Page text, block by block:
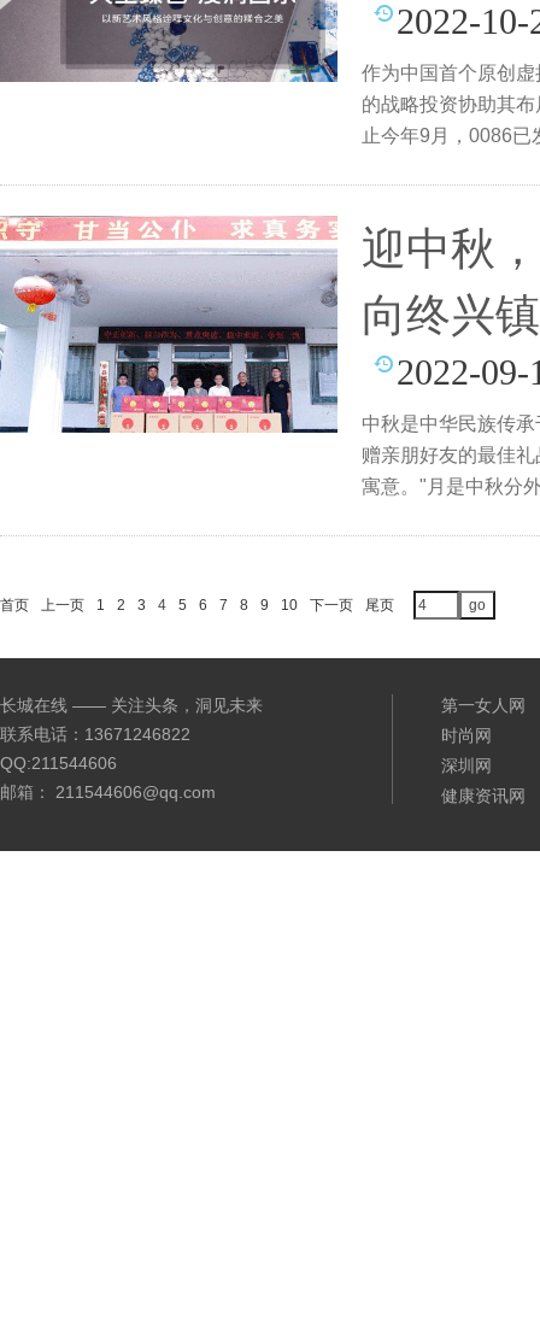
2022-10-
作为中国首个原创
的战略投资协助其
止今年9月，0086
迎中秋
向终兴
2022-09-
中秋是中华民族传
赠亲朋好友的最佳
寓意。"月是中秋分
首页 上一页 1 2 3 4 5 6 7 8 9 10 下一页 尾页
长城在线 —— 关注头条，洞见未来
联系电话：13671246822
QQ:211544606
邮箱： 211544606@qq.com
第一女人网
时尚网
深圳网
健康资讯网